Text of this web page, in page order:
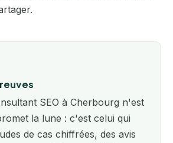
SEO à Cherbourg n'est
la lune : c'est celui qui
de cas chiffrées, des avis